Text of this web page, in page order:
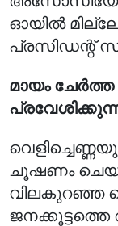
ഓയിൽ
പ്രസിഡന്റ്
മായം
ചൂഷണം
വിലകുറഞ്ഞ